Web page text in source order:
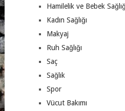
Hamilelik ve Bebek
Kadın Sağlığı
Makyaj
Ruh Sağlığı
Saç
Sağlık
Spor
Vücut Bakımı